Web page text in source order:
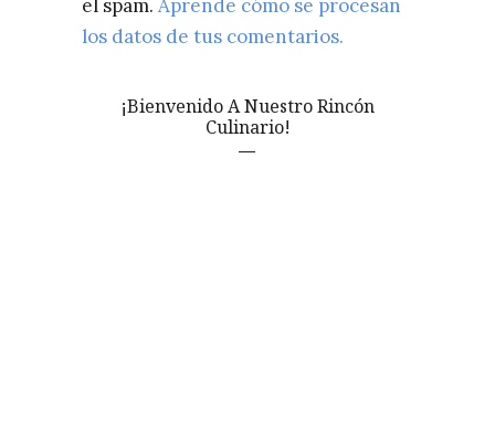
el spam. Aprende cómo se procesan
los datos de tus comentarios.
¡Bienvenido A Nuestro Rincón
Culinario!